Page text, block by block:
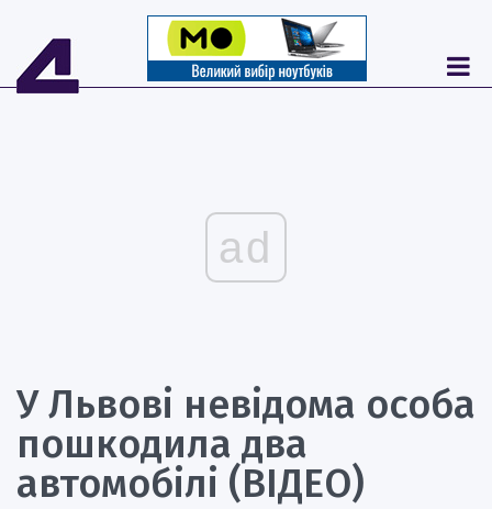
ad
У Львові невідома особа
пошкодила два
автомобілі (ВІДЕО)